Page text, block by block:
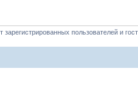
пользователей и